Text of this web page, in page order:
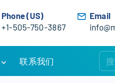
Phone (US)
+1-505-750-3867
Email
联系我们